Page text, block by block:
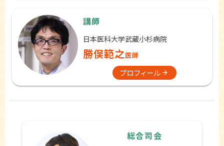
講師
日本医科大学武蔵小杉病院
勝俣範之医師
プロフィール
総合司会